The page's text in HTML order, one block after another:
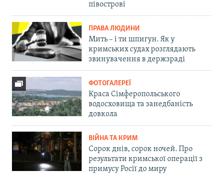
півострові
ПРАВА ЛЮДИНИ
Мить – і ти шпигун. Як у
кримських судах розглядають
звинувачення в держзраді
ФОТОГАЛЕРЕЇ
Краса Сімферопольського
водосховища та занедбаність
довкола
ВІЙНА ТА КРИМ
Сорок днів, сорок ночей. Про
результати кримської операції з
примусу Росії до миру